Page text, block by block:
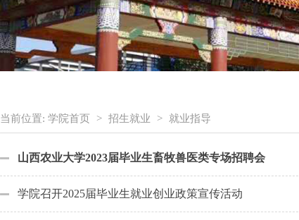
当前位置: 学院首页 > 招生就业 > 就业指导
山西农业大学2023届毕业生畜牧兽医类专场招聘会
学院召开2025届毕业生就业创业政策宣传活动